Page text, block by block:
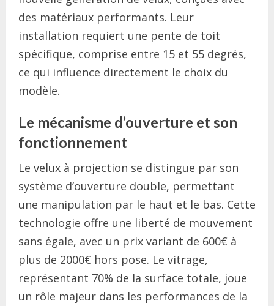
des matériaux performants. Leur
installation requiert une pente de toit
spécifique, comprise entre 15 et 55 degrés,
ce qui influence directement le choix du
modèle.
Le mécanisme d’ouverture et son
fonctionnement
Le velux à projection se distingue par son
système d’ouverture double, permettant
une manipulation par le haut et le bas. Cette
technologie offre une liberté de mouvement
sans égale, avec un prix variant de 600€ à
plus de 2000€ hors pose. Le vitrage,
représentant 70% de la surface totale, joue
un rôle majeur dans les performances de la